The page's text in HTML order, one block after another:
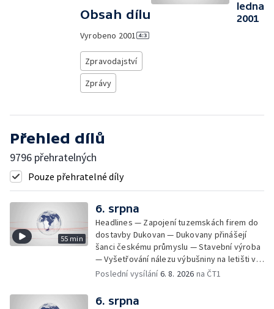
Obsah dílu
Vyrobeno 2001
Zpravodajství
Zprávy
ledna
2001
Přehled dílů
9796 přehratelných
Pouze přehratelné díly
55 min
6. srpna
Headlines — Zapojení tuzemskách firem do
dostavby Dukovan — Dukovany přinášejí
šanci českému průmyslu — Stavební výroba
— Vyšetřování nálezu výbušniny na letišti v
Lipsku — Bourání torza vyhořelé budovy ve
Omezování spotřeby vody v Jihlavě — Čistý
Poslední vysílání6. 8. 2026 na ČT1
6. srpna